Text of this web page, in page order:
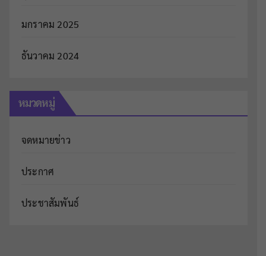
มกราคม 2025
ธันวาคม 2024
หมวดหมู่
จดหมายข่าว
ประกาศ
ประชาสัมพันธ์